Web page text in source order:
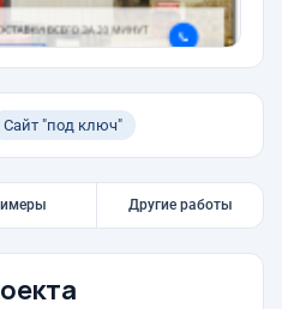
Сайт "под ключ"
Другие работы